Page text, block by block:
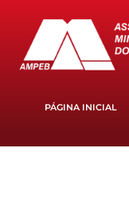
PÁGINA INICIAL